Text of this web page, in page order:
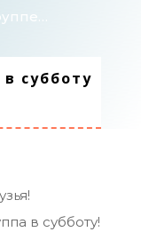
субботу
в субботу!